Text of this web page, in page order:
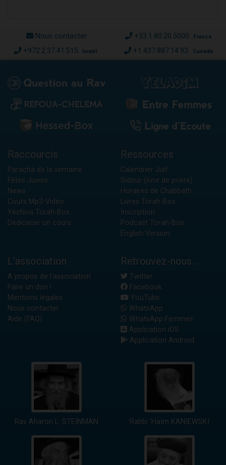
Nous contacter +33.1.80.20.5000 France
+972.2.37.41.515 Israël +1.437.887.14.93 Canada
Raccourcis
Paracha de la semaine
Fêtes Juives
News
Cours Mp3-Vidéo
Yéchiva Torah-Box
Dédicacer un cours
Ressources
Calendrier Juif
Sidour (livre de prière)
Horaires de Chabbath
Livres Torah-Box
Inscription
Podcast Torah-Box
English Version
L'association
A propos de l'association
Faire un don !
Mentions légales
Nous contacter
Aide (FAQ)
Retrouvez-nous...
Twitter
Facebook
YouTube
WhatsApp
WhatsApp Femmes
Application iOS
Application Android
Rav Aharon L. STEINMAN Rabbi 'Haïm KANIEWSKI